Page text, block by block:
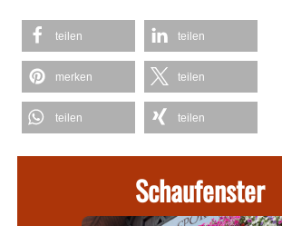
teilen teilen
merken teilen
teilen teilen
Schaufenster